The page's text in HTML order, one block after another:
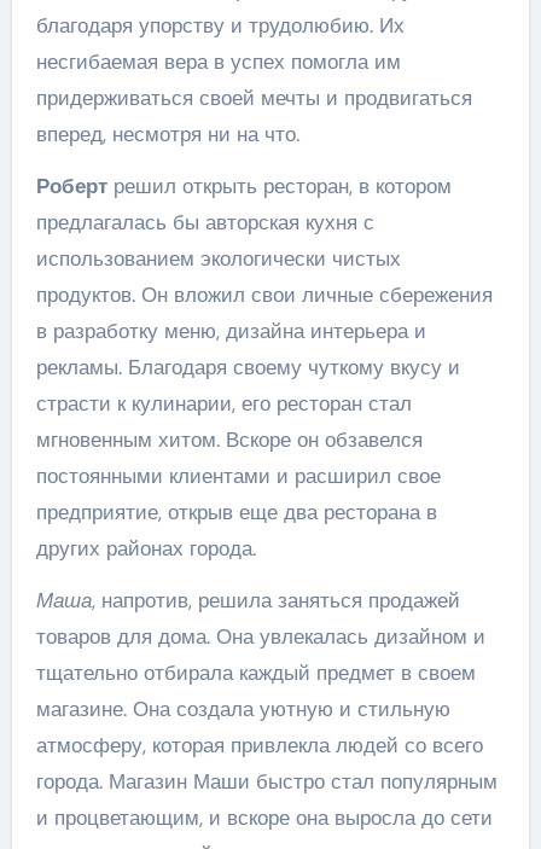
благодаря упорству и трудолюбию. Их
несгибаемая вера в успех помогла им
придерживаться своей мечты и продвигаться
вперед, несмотря ни на что.
Робертрешил открыть ресторан, в котором
предлагалась бы авторская кухня с
использованием экологически чистых
продуктов. Он вложил свои личные сбережения
в разработку меню, дизайна интерьера и
рекламы. Благодаря своему чуткому вкусу и
страсти к кулинарии, его ресторан стал
мгновенным хитом. Вскоре он обзавелся
постоянными клиентами и расширил свое
предприятие, открыв еще два ресторана в
других районах города.
Маша, напротив, решила заняться продажей
товаров для дома. Она увлекалась дизайном и
тщательно отбирала каждый предмет в своем
магазине. Она создала уютную и стильную
атмосферу, которая привлекла людей со всего
города. Магазин Маши быстро стал популярным
и процветающим, и вскоре она выросла до сети